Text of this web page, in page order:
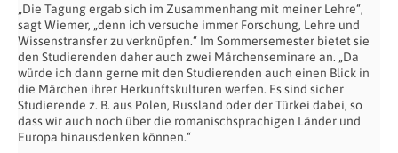
„Die Tagung ergab sich im Zusammenhang mit meiner Lehre“,
sagt Wiemer, „denn ich versuche immer Forschung, Lehre und
Wissenstransfer zu verknüpfen.“ Im Sommersemester bietet sie
den Studierenden daher auch zwei Märchenseminare an. „Da
würde ich dann gerne mit den Studierenden auch einen Blick in
die Märchen ihrer Herkunftskulturen werfen. Es sind sicher
Studierende z. B. aus Polen, Russland oder der Türkei dabei, so
dass wir auch noch über die romanischsprachigen Länder und
Europa hinausdenken können.“